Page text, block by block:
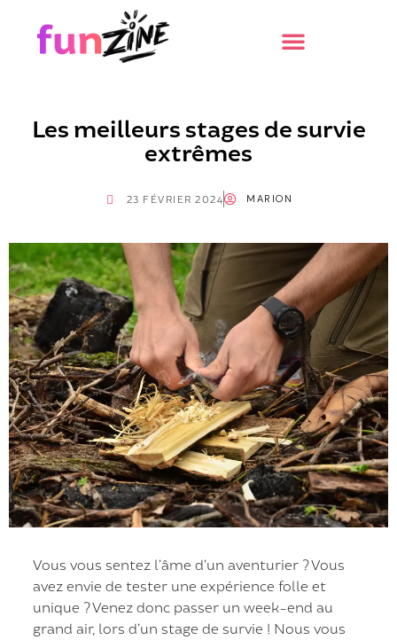
Les meilleurs stages de survie
extrêmes
23 FÉVRIER 2024 MARION
Vous vous sentez l’âme d’un aventurier ? Vous
avez envie de tester une expérience folle et
unique ? Venez donc passer un week-end au
grand air, lors d’un stage de survie ! Nous vous